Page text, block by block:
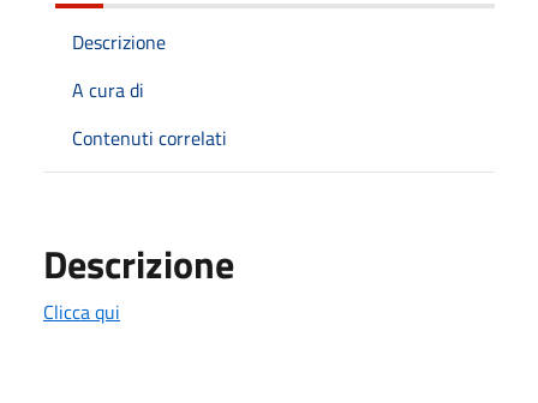
Descrizione
A cura di
Contenuti correlati
Descrizione
Clicca qui